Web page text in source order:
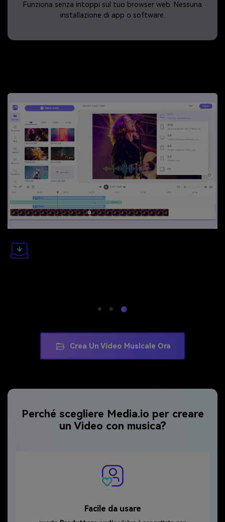
Funziona senza intoppi sul tuo browser web. Nessuna
installazione di app o software.
Crea Un Video Musicale Ora
Perché scegliere Media.io per creare
un Video con musica?
Facile da usare